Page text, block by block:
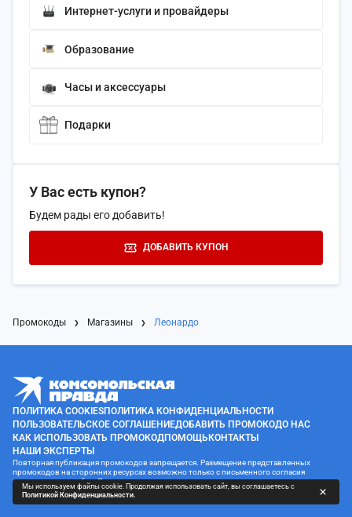
Интернет-услуги и провайдеры
Образование
Часы и аксессуары
Подарки
У Вас есть купон?
Будем рады его добавить!
ДОБАВИТЬ КУПОН
Промокоды Магазины Леонардо
Мы используем файлы cookie. Продолжая использовать сайт, вы соглашаетесь с
Политикой Конфиденциальности.
ПОЛИТИКА COOKIESПОЛИТИКА КОНФИДЕНЦИАЛЬНОСТИ
ПОЛЬЗОВАТЕЛЬСКОЕ СОГЛАШЕНИЕДОБАВИТЬ ПРОМОКОДО НАС
КАК ИСПОЛЬЗОВАТЬ ПРОМОКОДПОМОЩЬКОНТАКТЫ
НАШИ ЭКСПЕРТЫ
Повторная публикация промокодов запрещается. Размещение представленных
промокодов на сторонних ресурсах возможно только с письменного согласия
администрации сайта. Перед размещением все рекламные материалы прошли
проверку нашим специалистом.